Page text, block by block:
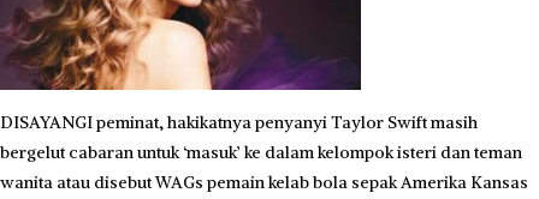
DISAYANGI peminat, hakikatnya penyanyi Taylor Swift masih
bergelut cabaran untuk ‘masuk’ ke dalam kelompok isteri dan teman
wanita atau disebut WAGs pemain kelab bola sepak Amerika Kansas